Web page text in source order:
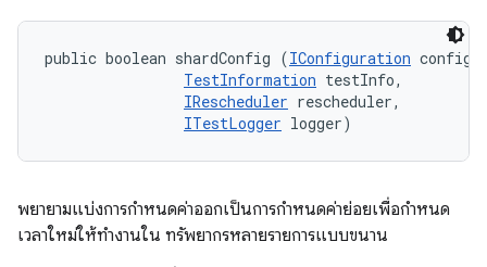
public boolean shardConfig (IConfiguration
TestInformation testInfo,
IRescheduler rescheduler,
ITestLogger logger)
พยายามแบ่งการกำหนดค่าออกเป็นการกำหนดค่าย่อยเพื่อกำหนด
เวลาใหม่ให้ทำงานใน ทรัพยากรหลายรายการแบบขนาน